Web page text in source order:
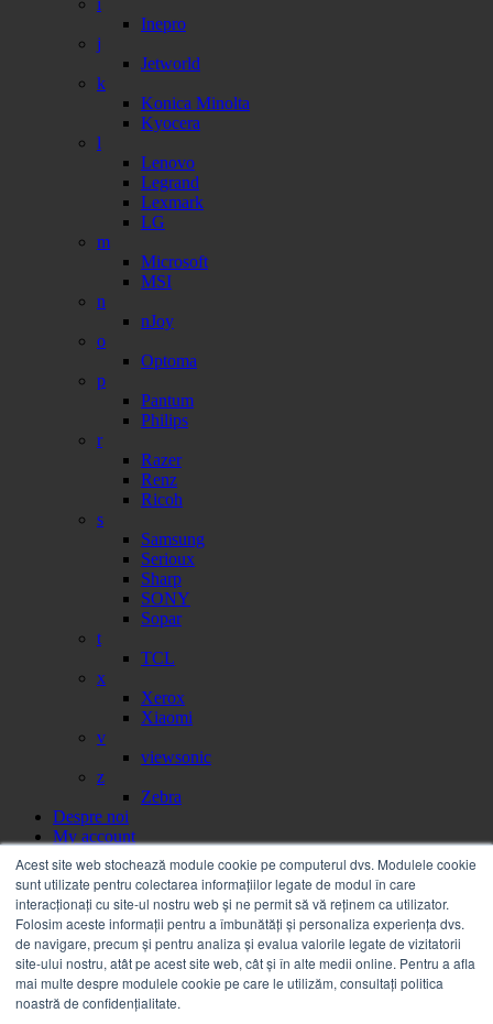
Acest site web stochează module cookie pe computerul dvs. Modulele cookie
sunt utilizate pentru colectarea informațiilor legate de modul în care
interacționați cu site-ul nostru web și ne permit să vă reținem ca utilizator.
Folosim aceste informații pentru a îmbunătăți și personaliza experiența dvs.
de navigare, precum și pentru analiza și evalua valorile legate de vizitatorii
site-ului nostru, atât pe acest site web, cât și în alte medii online. Pentru a afla
mai multe despre modulele cookie pe care le utilizăm, consultați politica
noastră de confidențialitate.
i
Inepro
j
Jetworld
k
Konica Minolta
Kyocera
l
Lenovo
Legrand
Lexmark
LG
m
Microsoft
MSI
n
nJoy
o
Optoma
p
Pantum
Philips
r
Razer
Renz
Ricoh
s
Samsung
Serioux
Sharp
SONY
Sopar
t
TCL
x
Xerox
Xiaomi
v
viewsonic
z
Zebra
Despre noi
My account
Partener
Portal facturi
Sesizare
Citire contor
Help
Servicii
Service on call
Estico – Soluții de Print & IT pentru Companii
FSMA – Full Service Maintenance Agreement